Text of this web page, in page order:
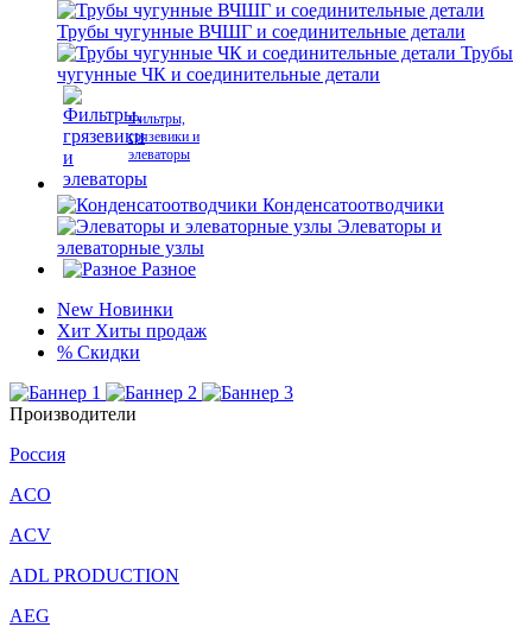
Трубы чугунные ВЧШГ и соединительные детали
Трубы
чугунные ЧК и соединительные детали
Фильтры,
грязевики и
элеваторы
Конденсатоотводчики
Элеваторы и
элеваторные узлы
Разное
New Новинки
Хит Хиты продаж
% Скидки
Производители
Россия
ACO
ACV
ADL PRODUCTION
AEG